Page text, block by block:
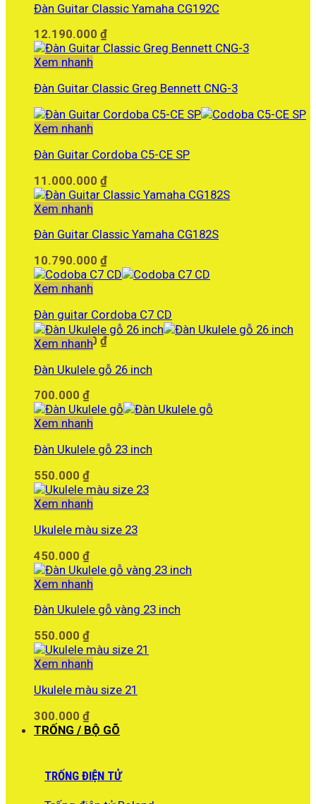
5.450.000 ₫.
Đàn Guitar Classic Yamaha CG192C
12.190.000 ₫
Xem nhanh
Đàn Guitar Classic Greg Bennett CNG-3
Xem nhanh
Đàn Guitar Cordoba C5-CE SP
11.000.000 ₫
Xem nhanh
Đàn Guitar Classic Yamaha CG182S
10.790.000 ₫
Xem nhanh
Đàn guitar Cordoba C7 CD
13.430.000 ₫
Xem nhanh
Đàn Ukulele gỗ 26 inch
700.000 ₫
Xem nhanh
Đàn Ukulele gỗ 23 inch
550.000 ₫
Xem nhanh
Ukulele màu size 23
450.000 ₫
Xem nhanh
Đàn Ukulele gỗ vàng 23 inch
550.000 ₫
Xem nhanh
Ukulele màu size 21
300.000 ₫
TRỐNG / BỘ GÕ
TRỐNG ĐIỆN TỬ